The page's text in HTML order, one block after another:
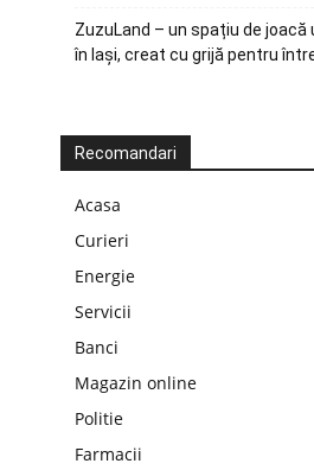
ZuzuLand – un spațiu de joacă
în Iași, creat cu grijă pentru
Recomandari
Acasa
Curieri
Energie
Servicii
Banci
Magazin online
Politie
Farmacii